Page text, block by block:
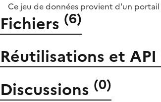
Ce jeu de données provient d'un portail
Fichiers (6)
Réutilisations et API
Discussions (0)